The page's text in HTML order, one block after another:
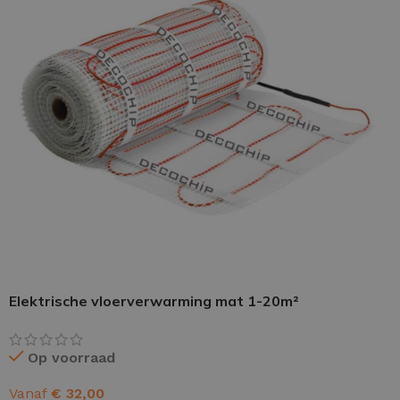
PU GIETVLOER
Gietvloer woonruimte
Tegelprimer
Elektrische vloerverwarming mat 1-20m²
Op voorraad
Vanaf € 32,00